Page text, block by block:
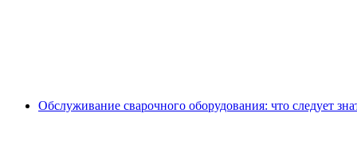
Обслуживание сварочного оборудования: что следует